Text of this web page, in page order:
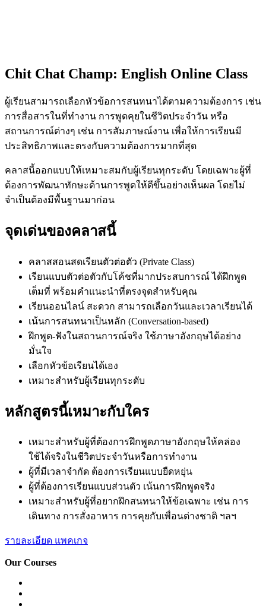
Chit Chat Champ: English Online Class
ผู้เรียนสามารถเลือกหัวข้อการสนทนาได้ตามความต้องการ เช่น
การสื่อสารในที่ทำงาน การพูดคุยในชีวิตประจำวัน หรือ
สถานการณ์ต่างๆ เช่น การสัมภาษณ์งาน เพื่อให้การเรียนมี
ประสิทธิภาพและตรงกับความต้องการมากที่สุด
คลาสนี้ออกแบบให้เหมาะสมกับผู้เรียนทุกระดับ โดยเฉพาะผู้ที่
ต้องการพัฒนาทักษะด้านการพูดให้ดีขึ้นอย่างเห็นผล โดยไม่
จำเป็นต้องมีพื้นฐานมาก่อน
จุดเด่นของคลาสนี้
คลาสสอนสดเรียนตัวต่อตัว (Private Class)
เรียนแบบตัวต่อตัวกับโค้ชที่มากประสบการณ์ ได้ฝึกพูด
เต็มที่ พร้อมคำแนะนำที่ตรงจุดสำหรับคุณ
เรียนออนไลน์ สะดวก สามารถเลือกวันและเวลาเรียนได้
เน้นการสนทนาเป็นหลัก (Conversation-based)
ฝึกพูด-ฟังในสถานการณ์จริง ใช้ภาษาอังกฤษได้อย่าง
มั่นใจ
เลือกหัวข้อเรียนได้เอง
เหมาะสำหรับผู้เรียนทุกระดับ
หลักสูตรนี้เหมาะกับใคร
เหมาะสำหรับผู้ที่ต้องการฝึกพูดภาษาอังกฤษให้คล่อง
ใช้ได้จริงในชีวิตประจำวันหรือการทำงาน
ผู้ที่มีเวลาจำกัด ต้องการเรียนแบบยืดหยุ่น
ผู้ที่ต้องการเรียนแบบส่วนตัว เน้นการฝึกพูดจริง
เหมาะสำหรับผู้ที่อยากฝึกสนทนาให้ข้อเฉพาะ เช่น การ
เดินทาง การสั่งอาหาร การคุยกับเพื่อนต่างชาติ ฯลฯ
รายละเอียด แพคเกจ
Our Courses